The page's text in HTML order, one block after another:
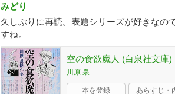
みどり
久しぶりに再読。表題シリーズが好きなの
すね。
空の食欲魔人 (白泉社文庫)
川原 泉
本を登録 あらすじ・